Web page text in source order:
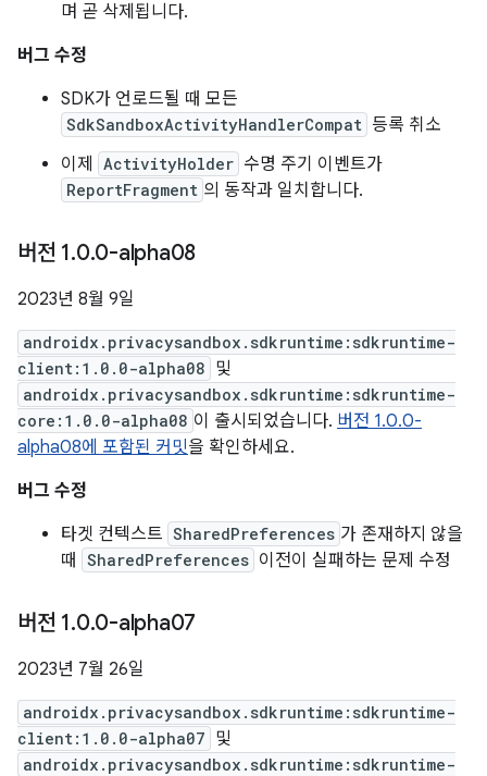
며 곧 삭제됩니다.
버그 수정
SDK가 언로드될 때 모든
SdkSandboxActivityHandlerCompat 등록 취소
이제
ActivityHolder 수명 주기 이벤트가
ReportFragment 의 동작과 일치합니다.
버전 1.0.0-alpha08
2023년 8월 9일
androidx.privacysandbox.sdkruntime:sdkruntime-
client:1.0.0-alpha08 및
androidx.privacysandbox.sdkruntime:sdkruntime-
core:1.0.0-alpha08 이 출시되었습니다. 버전 1.0.0-
alpha08에 포함된 커밋을 확인하세요.
버그 수정
타겟 컨텍스트 SharedPreferences 가 존재하지 않을
때
SharedPreferences 이전이 실패하는 문제 수정
버전 1.0.0-alpha07
2023년 7월 26일
androidx.privacysandbox.sdkruntime:sdkruntime-
client:1.0.0-alpha07 및
androidx.privacysandbox.sdkruntime:sdkruntime-